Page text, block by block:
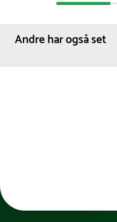
Andre har også set